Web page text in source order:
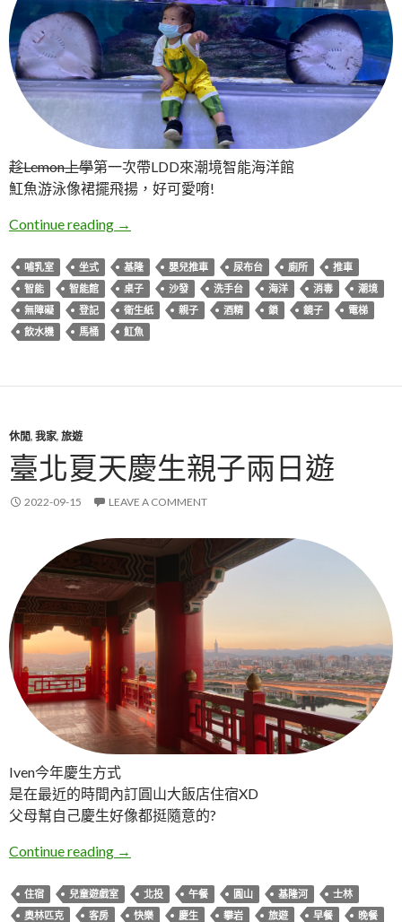
趁Lemon上學第一次帶LDD來潮境智能海洋館
魟魚游泳像裙擺飛揚，好可愛唷!
Continue reading 基隆中正。潮境智能海洋館 i OCEAN哺乳室
→
哺乳室 坐式 基隆 嬰兒推車 尿布台 廁所
推車
智能
智能館 桌子 沙發 洗手台 海洋 消毒
潮境
無障礙
登記 衛生紙 親子 酒精 鎖 鏡子
電梯
飲水機
馬桶 魟魚
休閒, 我家, 旅遊
臺北夏天慶生親子兩日遊
2022-09-15 LEAVE A COMMENT
Iven今年慶生方式
是在最近的時間內訂圓山大飯店住宿XD
父母幫自己慶生好像都挺隨意的?
Continue reading 臺北夏天慶生親子兩日遊
→
住宿 兒童遊戲室 北投 午餐 圓山 基隆河
士林
奧林匹克
客房 快樂 慶生 攀岩 旅遊 早餐
晚餐